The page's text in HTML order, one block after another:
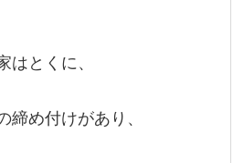
はとくに、
締め付けがあり、